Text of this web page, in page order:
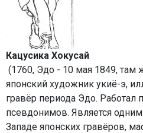
Кацусика Хокусай
(1760, Эдо - 10 мая 1849,
японский художник укиё-э,
гравёр периода Эдо.
псевдонимов. Является
Западе японских гравёров,